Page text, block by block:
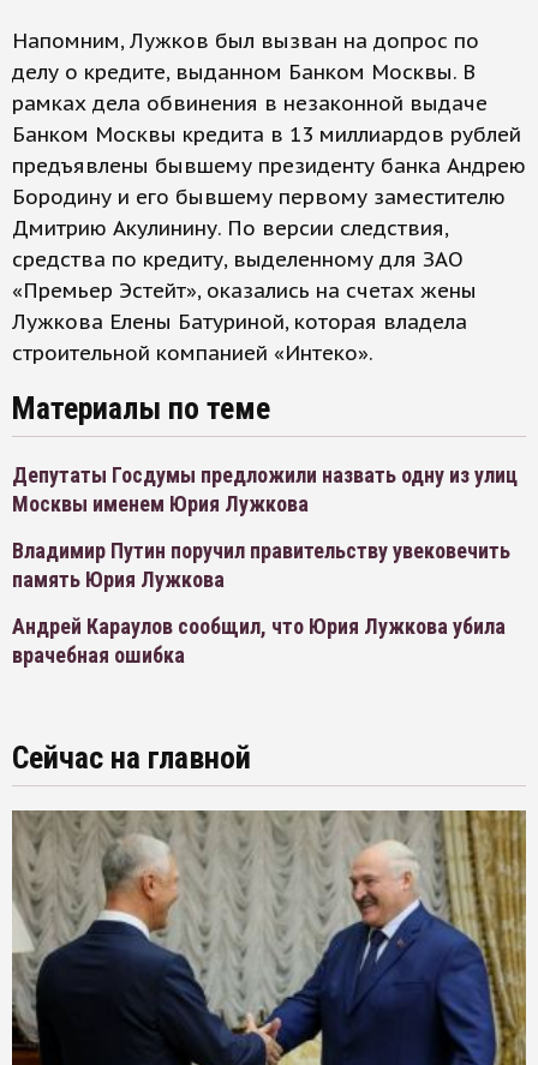
Напомним, Лужков был вызван на допрос по
делу о кредите, выданном Банком Москвы. В
рамках дела обвинения в незаконной выдаче
Банком Москвы кредита в 13 миллиардов рублей
предъявлены бывшему президенту банка Андрею
Бородину и его бывшему первому заместителю
Дмитрию Акулинину. По версии следствия,
средства по кредиту, выделенному для ЗАО
«Премьер Эстейт», оказались на счетах жены
Лужкова Елены Батуриной, которая владела
строительной компанией «Интеко».
Материалы по теме
Депутаты Госдумы предложили назвать одну из улиц
Москвы именем Юрия Лужкова
Владимир Путин поручил правительству увековечить
память Юрия Лужкова
Андрей Караулов сообщил, что Юрия Лужкова убила
врачебная ошибка
Сейчас на главной